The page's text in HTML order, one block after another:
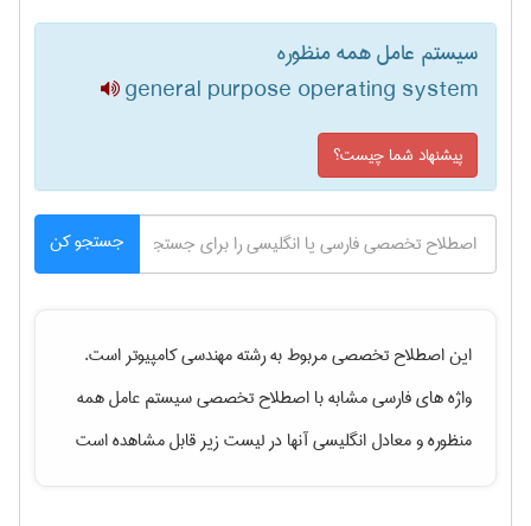
سیستم عامل همه منظوره
general purpose operating system
پیشنهاد شما چیست؟
جستجو کن
این اصطلاح تخصصی مربوط به رشتهمهندسی كامپيوتراست.
واژه های فارسی مشابه با اصطلاح تخصصیسیستم عامل همه
منظورهو معادل انگلیسی آنها در لیست زیر قابل مشاهده است